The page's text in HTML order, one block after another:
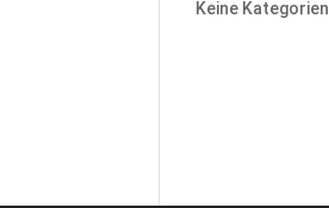
Keine Kategorien